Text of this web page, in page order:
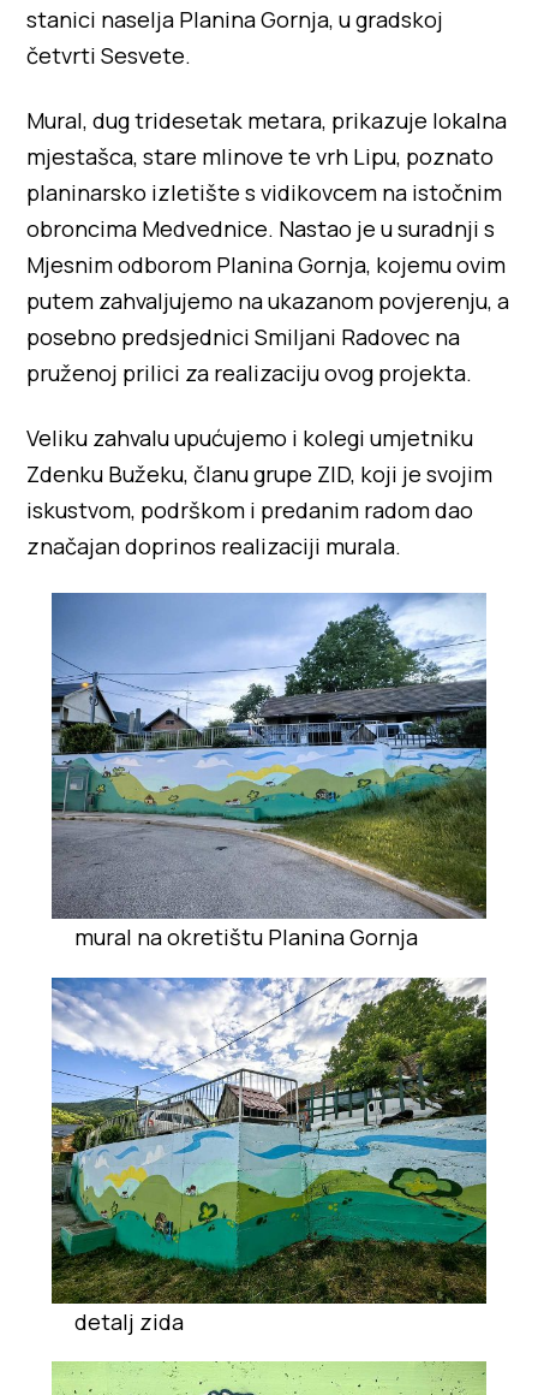
stanici naselja Planina Gornja, u gradskoj
četvrti Sesvete.
Mural, dug tridesetak metara, prikazuje lokalna
mjestašca, stare mlinove te vrh Lipu, poznato
planinarsko izletište s vidikovcem na istočnim
obroncima Medvednice. Nastao je u suradnji s
Mjesnim odborom Planina Gornja, kojemu ovim
putem zahvaljujemo na ukazanom povjerenju, a
posebno predsjednici Smiljani Radovec na
pruženoj prilici za realizaciju ovog projekta.
Veliku zahvalu upućujemo i kolegi umjetniku
Zdenku Bužeku, članu grupe ZID, koji je svojim
iskustvom, podrškom i predanim radom dao
značajan doprinos realizaciji murala.
mural na okretištu Planina Gornja
detalj zida